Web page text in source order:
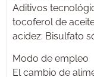
Aditivos
tocoferol de
acidez: Bisulfato
Modo de empleo
El cambio de